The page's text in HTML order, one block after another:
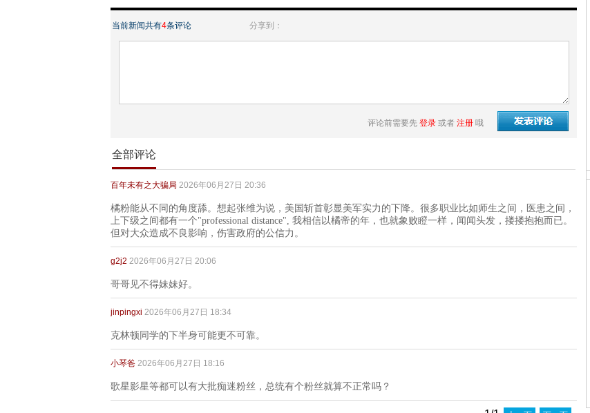
当前新闻共有4条评论 分享到：
评论前需要先 登录 或者 注册 哦
全部评论
百年未有之大骗局 2026年06月27日 20:36
橘粉能从不同的角度舔。想起张维为说，美国斩首彰显美军实力的下降。很多职业比如师生之间，医患之间，
上下级之间都有一个"professional distance", 我相信以橘帝的年，也就象败瞪一样，闻闻头发，搂搂抱抱而已。
但对大众造成不良影响，伤害政府的公信力。
g2j2 2026年06月27日 20:06
哥哥见不得妹妹好。
jinpingxi 2026年06月27日 18:34
克林顿同学的下半身可能更不可靠。
小琴爸 2026年06月27日 18:16
歌星影星等都可以有大批痴迷粉丝，总统有个粉丝就算不正常吗？